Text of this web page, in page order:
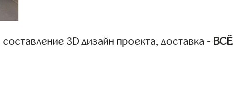
3D дизайн проекта, доставка - ВСЁ